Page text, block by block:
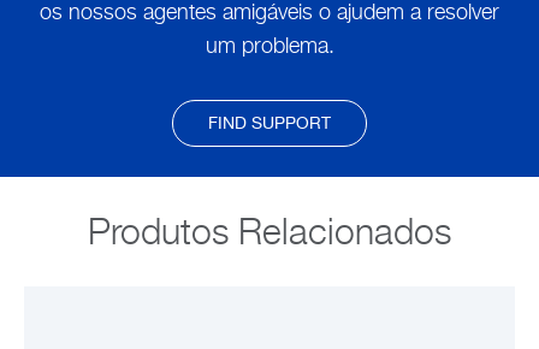
os nossos agentes amigáveis o ajudem a resolver
um problema.
FIND SUPPORT
Produtos Relacionados